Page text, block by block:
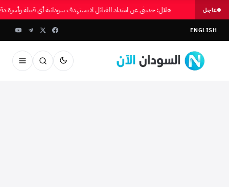
عاجل هلال: حديثي عن امتداد القبائل لا يستهدف سودانية أي قبيلة وأسرة
ENGLISH